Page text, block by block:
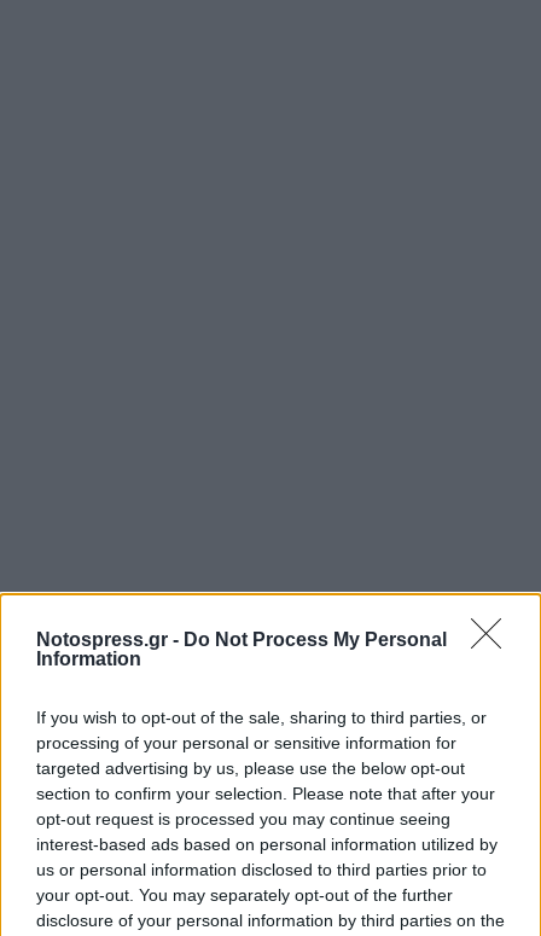
Notospress.gr - Do Not Process My Personal
Information
If you wish to opt-out of the sale, sharing to third parties, or
processing of your personal or sensitive information for
targeted advertising by us, please use the below opt-out
section to confirm your selection. Please note that after your
opt-out request is processed you may continue seeing
interest-based ads based on personal information utilized by
us or personal information disclosed to third parties prior to
your opt-out. You may separately opt-out of the further
disclosure of your personal information by third parties on the